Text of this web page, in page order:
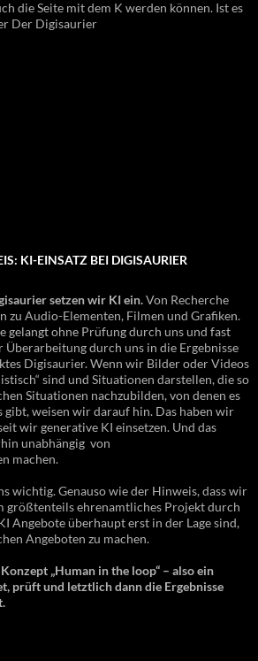
die Seite mit dem K werden können. Ist es
Der Digisaurier
KI-EINSATZ BEI DIGISAURIER
setzen wir KI ein.Von Recherche
zu Audio-Elementen, Filmen und Grafiken.
gelangt ohne Prüfung durch uns und fast
durch uns in die Ergebnisse
Digisaurier. Wenn wir Bilder oder Videos
sind und Situationen darstellen, die so
Situationen nachzubilden, von denen es
gibt, weisen wir darauf hin. Das haben wir
wir generative KI einsetzen. Und das
unabhängig von
machen.
wichtig. Genauso wie der Hinweis, dass wir
größtenteils ehrenamtliches Projekt durch
Angebote überhaupt erst in der Lage sind,
Angeboten zu machen.
„Human in the loop“ – also ein
prüft und letztlich dann die Ergebnisse